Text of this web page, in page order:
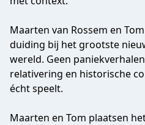
Maarten van Rossem en
duiding bij het grootste
wereld. Geen
relativering en historische
écht speelt.
Maarten en Tom plaatsen